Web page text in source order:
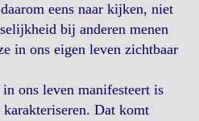
eens naar kijken, niet
bij anderen menen
in ons eigen leven zichtbaar
ons leven manifesteert is
Dat komt